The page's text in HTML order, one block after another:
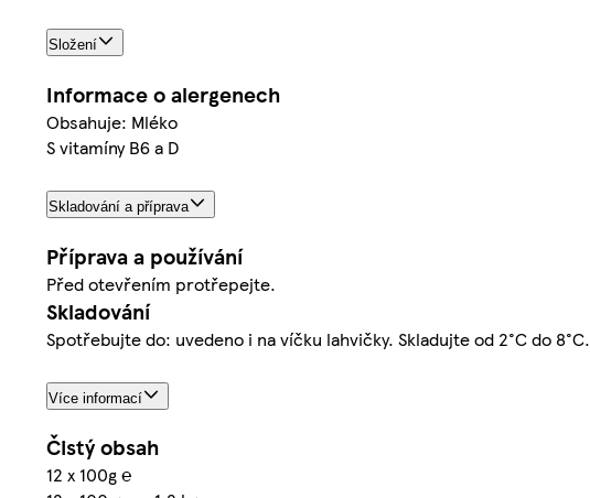
Složení
Informace o alergenech
Obsahuje: Mléko
S vitamíny B6 a D
Skladování a příprava
Příprava a používání
Před otevřením protřepejte.
Skladování
Spotřebujte do: uvedeno i na víčku lahvičky. Skladujte od 2°C do 8°C.
Více informací
Čistý obsah
12 x 100g ℮